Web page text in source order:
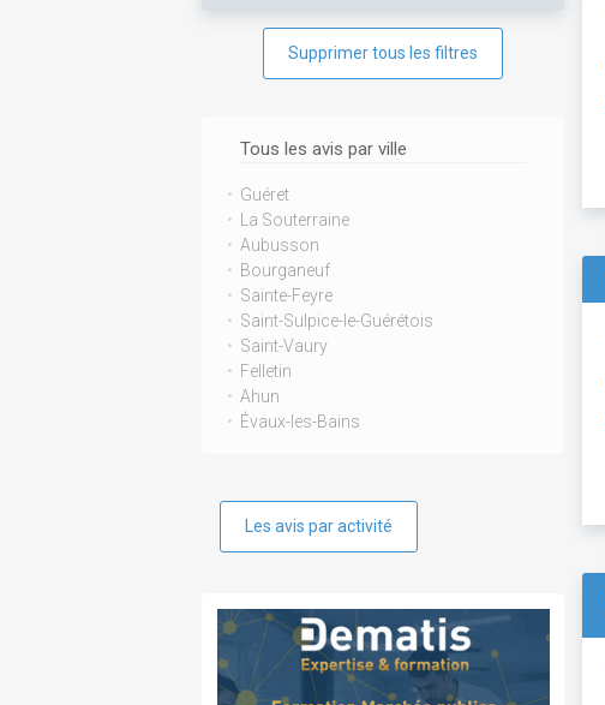
Supprimer tous les filtres
Tous les avis par ville
Guéret
La Souterraine
Aubusson
Bourganeuf
Sainte-Feyre
Saint-Sulpice-le-Guérétois
Saint-Vaury
Felletin
Ahun
Évaux-les-Bains
Les avis par activité